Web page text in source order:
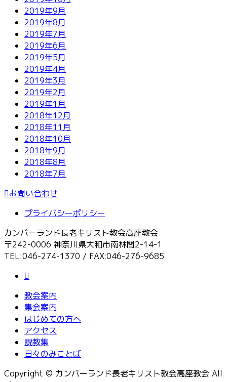
2019年9月
2019年8月
2019年7月
2019年6月
2019年5月
2019年4月
2019年3月
2019年2月
2019年1月
2018年12月
2018年11月
2018年10月
2018年9月
2018年8月
2018年7月
お問い合わせ
プライバシーポリシー
カンバーランド長老キリスト教会高座教会
〒242-0006 神奈川県大和市南林間2-14-1
TEL:046-274-1370 / FAX:046-276-9685
教会案内
集会案内
はじめての方へ
アクセス
説教集
日々のみことば
Copyright © カンバーランド長老キリスト教会高座教会 All